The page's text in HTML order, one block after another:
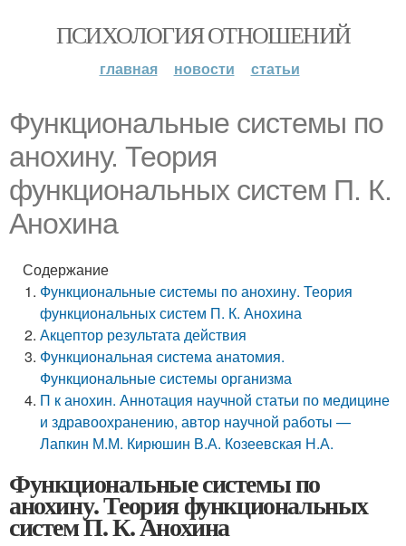
ПСИХОЛОГИЯ ОТНОШЕНИЙ
главная новости статьи
Функциональные системы по
анохину. Теория
функциональных систем П. К.
Анохина
Содержание
Функциональные системы по анохину. Теория
функциональных систем П. К. Анохина
Акцептор результата действия
Функциональная система анатомия.
Функциональные системы организма
П к анохин. Аннотация научной статьи по медицине
и здравоохранению, автор научной работы —
Лапкин М.М. Кирюшин В.А. Козеевская Н.А.
Функциональные системы по
анохину. Теория функциональных
систем П. К. Анохина